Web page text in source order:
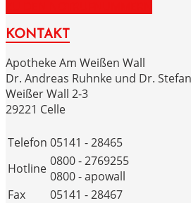
KONTAKT
Apotheke Am Weißen Wall
Dr. Andreas Ruhnke und Dr.
Weißer Wall 2-3
29221 Celle
Telefon 05141 - 28465
Hotline 0800 - 2769255
0800 - apowall
Fax
05141 - 28467